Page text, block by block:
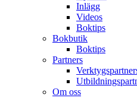
Inlägg
Videos
Boktips
Bokbutik
Boktips
Partners
Om oss